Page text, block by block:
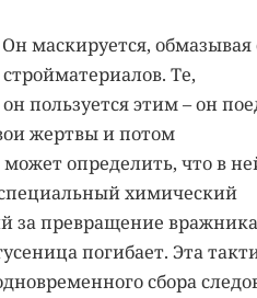
маскируется, обмазывая
Те,
пользуется этим – он
жертвы и потом
определить, что в
химический
за превращение
погибает. Эта
сбора